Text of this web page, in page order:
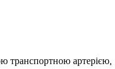
артерією,